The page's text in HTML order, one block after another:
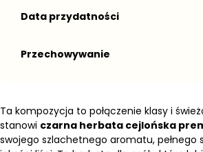
Data przydatności
Przechowywanie
Ta kompozycja to połączenie klasy i
stanowi czarna herbata cejlońska
swojego szlachetnego aromatu, pełnego